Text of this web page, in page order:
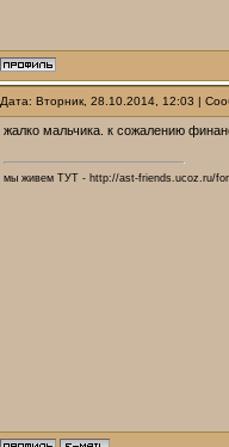
Дата: Вторник, 28.10.2014, 12:03 |
жалко мальчика. к сожалению
мы живем ТУТ - http://ast-friends.ucoz.ru/